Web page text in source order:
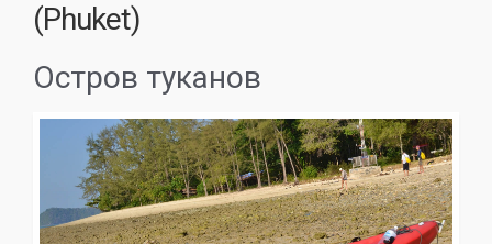
(Phuket)
Остров туканов